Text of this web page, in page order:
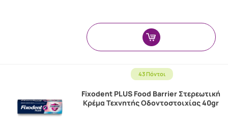
43 Πόντοι
Fixodent PLUS Food Barrier Στερεωτική
Κρέμα Τεχνητής Οδοντοστοιχίας 40gr